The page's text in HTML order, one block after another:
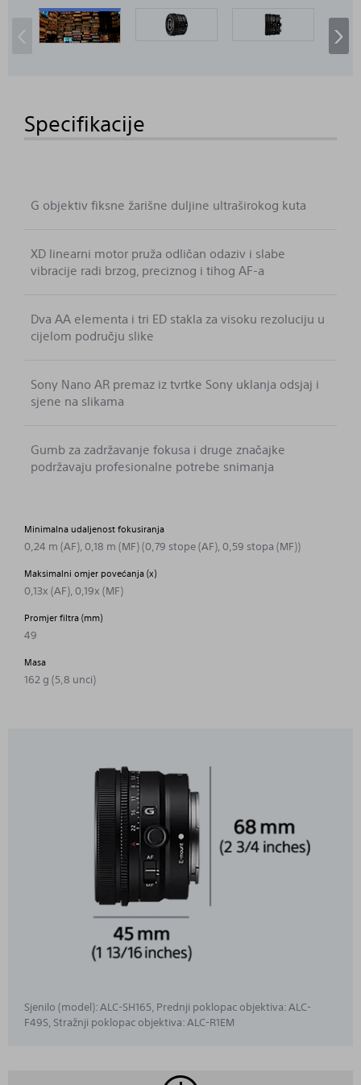
‹ ›
Specifikacije
G objektiv fiksne žarišne duljine ultraširokog kuta
XD linearni motor pruža odličan odaziv i slabe
vibracije radi brzog, preciznog i tihog AF-a
Dva AA elementa i tri ED stakla za visoku rezoluciju u
cijelom području slike
Sony Nano AR premaz iz tvrtke Sony uklanja odsjaj i
sjene na slikama
Gumb za zadržavanje fokusa i druge značajke
podržavaju profesionalne potrebe snimanja
Minimalna udaljenost fokusiranja
0,24 m (AF), 0,18 m (MF) (0,79 stope (AF), 0,59 stopa (MF))
Maksimalni omjer povećanja (x)
0,13x (AF), 0,19x (MF)
Promjer filtra (mm)
49
Masa
162 g (5,8 unci)
Sjenilo (model): ALC-SH165, Prednji poklopac objektiva: ALC-
F49S, Stražnji poklopac objektiva: ALC-R1EM